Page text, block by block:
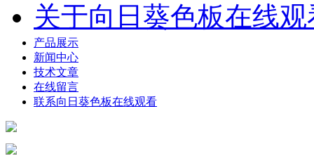
关于向日葵色板在线观
产品展示
新闻中心
技术文章
在线留言
联系向日葵色板在线观看